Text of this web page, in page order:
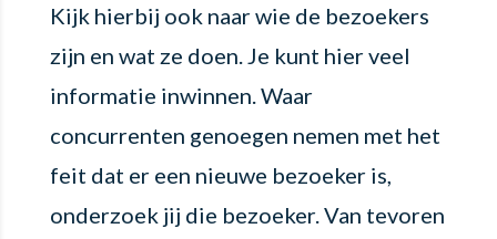
Kijk hierbij ook naar wie de bezoekers
zijn en wat ze doen. Je kunt hier veel
informatie inwinnen. Waar
concurrenten genoegen nemen met het
feit dat er een nieuwe bezoeker is,
onderzoek jij die bezoeker. Van tevoren